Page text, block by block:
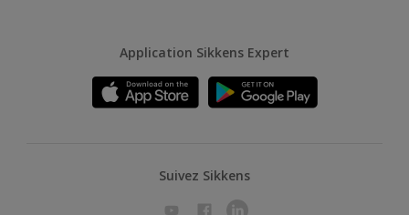
Application Sikkens Expert
Suivez Sikkens